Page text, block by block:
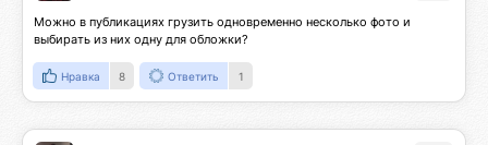
Можно в публикациях грузить одновременно несколько фото и
выбирать из них одну для обложки?
Нравка 8 Ответить 1